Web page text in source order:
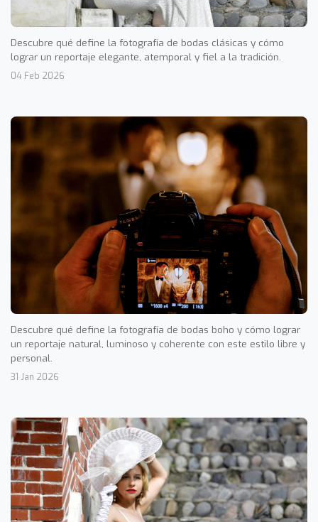
Descubre qué define la fotografía de bodas clásicas y cómo
lograr un reportaje elegante, atemporal y fiel a la tradición.
04 Feb 2026
Descubre qué define la fotografía de bodas boho y cómo lograr
un reportaje natural, luminoso y coherente con este estilo libre y
personal.
31 Jan 2026